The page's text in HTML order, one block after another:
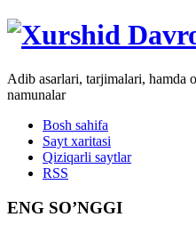
Adib asarlari, tarjimalari, hamda
namunalar
Bosh sahifa
Sayt xaritasi
Qiziqarli saytlar
RSS
ENG SO’NGGI